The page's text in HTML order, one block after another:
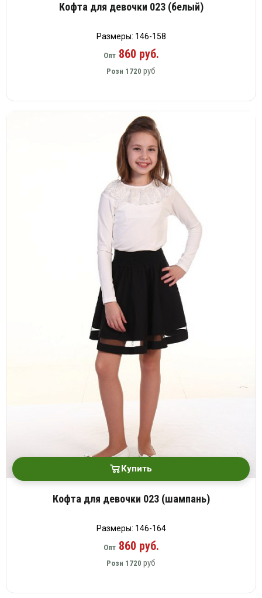
Кофта для девочки 023 (белый)
Размеры: 146-158
Опт860 руб.
Розн 1720 руб
Купить
Кофта для девочки 023 (шампань)
Размеры: 146-164
Опт860 руб.
Розн 1720 руб